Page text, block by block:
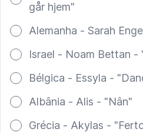
går hjem"
Alemanha - Sarah
Israel - Noam Bettan -
Bélgica - Essyla -
Albânia - Alis - "Nân"
Grécia - Akylas -